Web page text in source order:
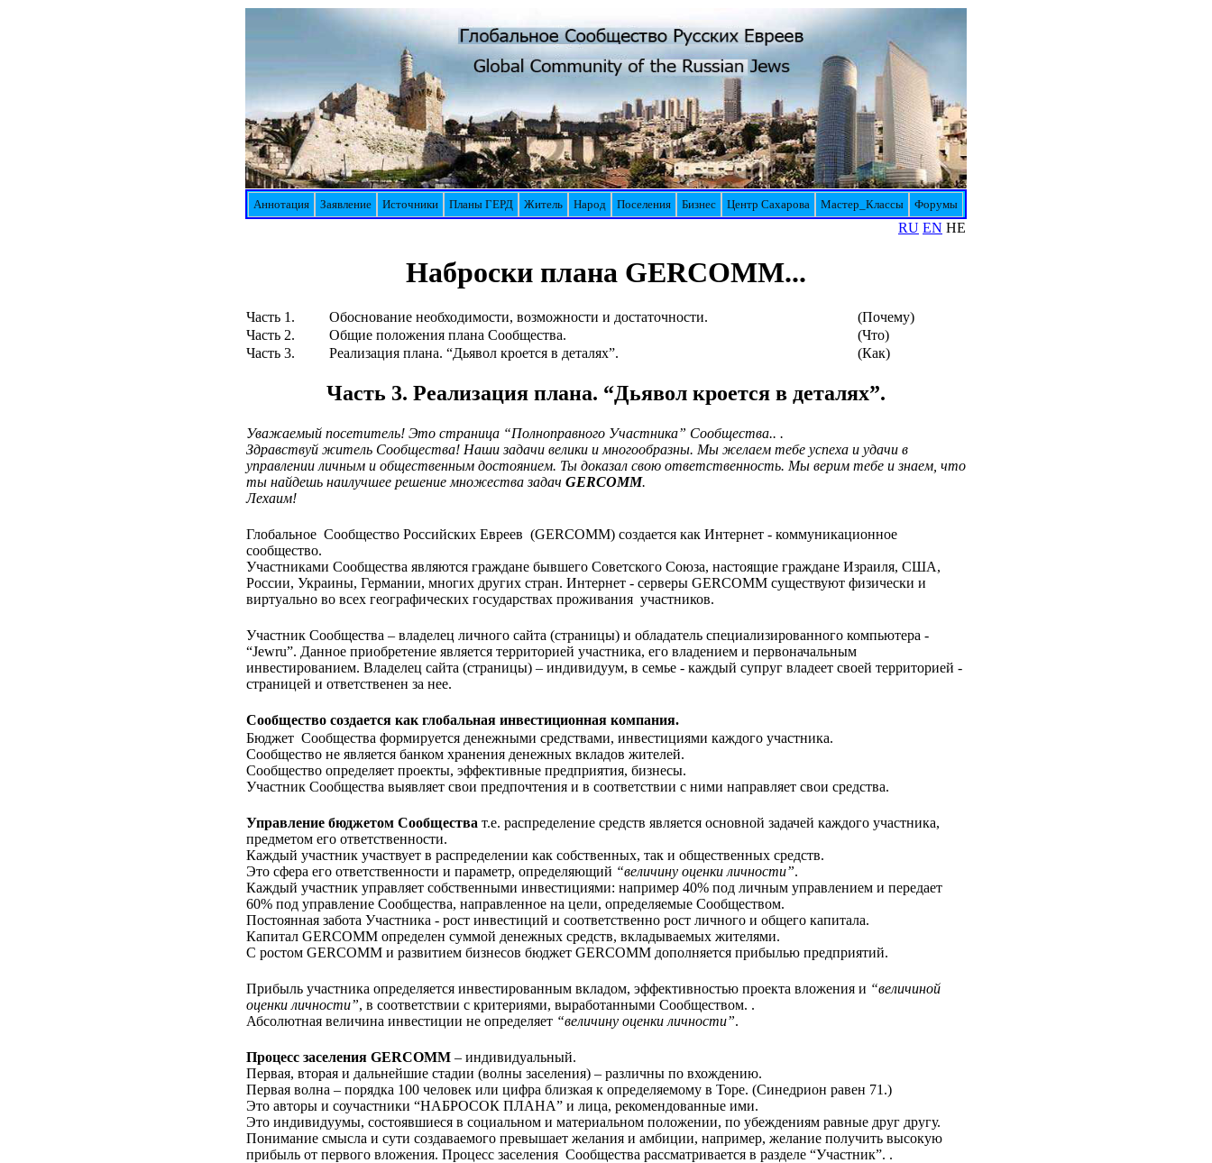
Аннотация Заявление Источники Планы ГЕРД Житель Народ Поселения Бизнес Центр Сахарова Мастер_Классы Форумы
RU EN HE
Наброски плана GERCOMM...
Часть 1. Обоснование необходимости, возможности и достаточности.
(Почему)
Часть 2.
Общие положения плана Сообщества.
(Что)
Часть 3.
Реализация плана. “Дьявол кроется в деталях”. (Как)
Часть 3. Реализация плана. “Дьявол кроется в деталях”.
Уважаемый посетитель! Это страница “Полноправного Участника” Сообщества.. .
Здравствуй житель Сообщества! Наши задачи велики и многообразны. Мы желаем тебе успеха и удачи в
управлении личным и общественным достоянием. Ты доказал свою ответственность. Мы верим тебе и знаем, что
ты найдешь наилучшее решение множества задач GERCOMM.
Лехаим!
Глобальное Сообщество Российских Евреев (GERCOMM) создается как Интернет - коммуникационное
сообщество.
Участниками Сообщества являются граждане бывшего Советского Союза, настоящие граждане Израиля, США,
России, Украины, Германии, многих других стран. Интернет - серверы GERCOMM существуют физически и
виртуально во всех географических государствах проживания участников.
Участник Сообщества – владелец личного сайта (страницы) и обладатель специализированного компьютера -
“Jewru”. Данное приобретение является территорией участника, его владением и первоначальным
инвестированием. Владелец сайта (страницы) – индивидуум, в семье - каждый супруг владеет своей территорией -
страницей и ответственен за нее.
Сообщество создается как глобальная инвестиционная компания.
Бюджет Сообщества формируется денежными средствами, инвестициями каждого участника.
Сообщество не является банком хранения денежных вкладов жителей.
Сообщество определяет проекты, эффективные предприятия, бизнесы.
Участник Сообщества выявляет свои предпочтения и в соответствии с ними направляет свои средства.
Управление бюджетом Сообщества т.е. распределение средств является основной задачей каждого участника,
предметом его ответственности.
Каждый участник участвует в распределении как собственных, так и общественных средств.
Это сфера его ответственности и параметр, определяющий “величину оценки личности”.
Каждый участник управляет собственными инвестициями: например 40% под личным управлением и передает
60% под управление Сообщества, направленное на цели, определяемые Сообществом.
Постоянная забота Участника - рост инвестиций и соответственно рост личного и общего капитала.
Капитал GERCOMM определен суммой денежных средств, вкладываемых жителями.
С ростом GERCOMM и развитием бизнесов бюджет GERCOMM дополняется прибылью предприятий.
Прибыль участника определяется инвестированным вкладом, эффективностью проекта вложения и “величиной
оценки личности”, в соответствии с критериями, выработанными Сообществом. .
Абсолютная величина инвестиции не определяет “величину оценки личности”.
Процесс заселения GERCOMM – индивидуальный.
Первая, вторая и дальнейшие стадии (волны заселения) – различны по вхождению.
Первая волна – порядка 100 человек или цифра близкая к определяемому в Торе. (Синедрион равен 71.)
Это авторы и соучастники “НАБРОСОК ПЛАНА” и лица, рекомендованные ими.
Это индивидуумы, состоявшиеся в социальном и материальном положении, по убеждениям равные друг другу.
Понимание смысла и сути создаваемого превышает желания и амбиции, например, желание получить высокую
прибыль от первого вложения. Процесс заселения Сообщества рассматривается в разделе “Участник”. .